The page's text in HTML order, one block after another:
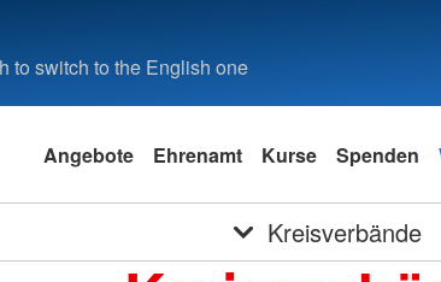
to switch to the English one
Angebote Ehrenamt Kurse Spenden
Kreisverbände